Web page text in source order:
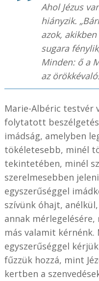
Ahol Jézus
hiányzik.
azok,
sugara
Minden: ő a
az
Marie-Albéric testvér
folytatott beszélgetés
imádság, amelyben
tökéletesebb, minél
tekintetében, minél
szerelmesebben
egyszerűséggel
szívünk óhajt,
annak
más valamit kérnénk.
egyszerűséggel
fűzzük hozzá, mint
kertben a